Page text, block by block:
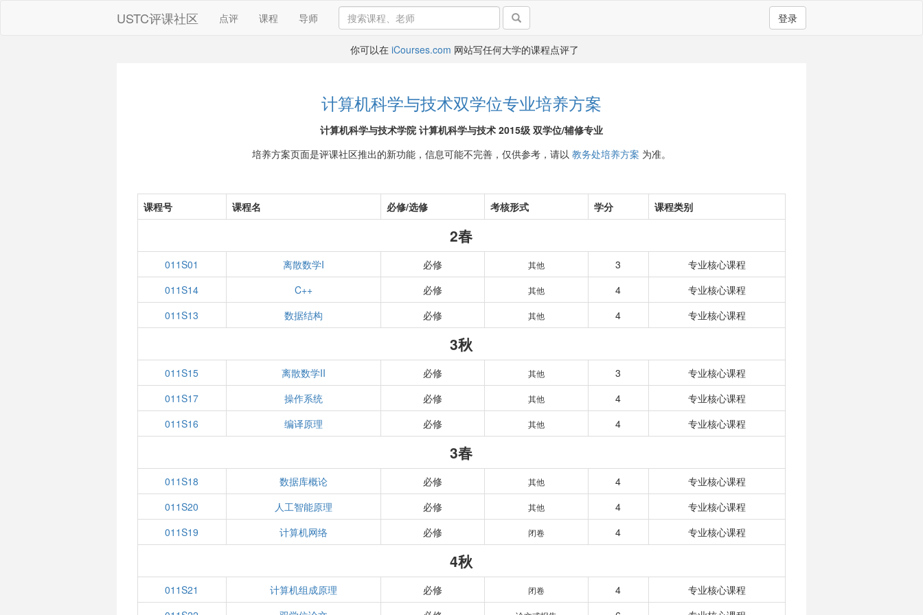
USTC评课社区 点评 课程 导师 登录
你可以在 iCourses.com 网站写任何大学的课程点评了
计算机科学与技术双学位专业培养方案
计算机科学与技术学院 计算机科学与技术 2015级 双学位/辅修专业
培养方案页面是评课社区推出的新功能，信息可能不完善，仅供参考，请以 教务处培养方案 为准。
课程号 课程名 必修/选修 考核形式 学分 课程类别
2春
011S01 离散数学I 必修 其他 3
专业核心课程
011S14
C++ 必修 其他 4
专业核心课程
011S13
数据结构 必修 其他 4 专业核心课程
3秋
011S15 离散数学II 必修 其他 3
专业核心课程
011S17
操作系统 必修 其他 4
专业核心课程
011S16
编译原理 必修 其他 4 专业核心课程
3春
011S18 数据库概论 必修 其他 4
专业核心课程
011S20
人工智能原理 必修 其他 4
专业核心课程
011S19
计算机网络 必修 闭卷 4 专业核心课程
4秋
011S21 计算机组成原理 必修 闭卷 4
专业核心课程